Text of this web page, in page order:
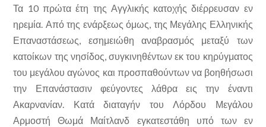
Τα 10 πρώτα έτη της Αγγλικής κατοχής διέρρευσαν εν
ηρεμία. Από της ενάρξεως όμως, της Μεγάλης Ελληνικής
Επαναστάσεως, εσημειώθη αναβρασμός μεταξύ των
κατοίκων της νησίδος, συγκινηθέντων εκ του κηρύγματος
του μεγάλου αγώνος και προσπαθούντων να βοηθήσωσι
την Επανάστασιν φεύγοντες λάθρα εις την έναντι
Ακαρνανίαν. Κατά διαταγήν του Λόρδου Μεγάλου
Αρμοστή Θωμά Μαίτλανδ εγκατεστάθη υπό των εν